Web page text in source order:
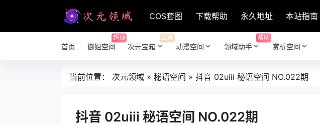
COS套图 下载帮助 永久地址 本站指南
首页 御姐空间
超顶
次元宝箱
工具
动漫空间 领域助手
帮助
赏析空间
当前位置： 次元领域 » 秘语空间 » 抖音 02uiii 秘语空间 NO.022期
抖音 02uiii 秘语空间 NO.022期